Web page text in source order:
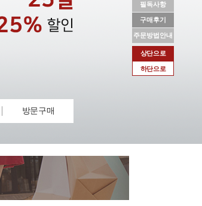
필독사항
구매후기
주문방법안내
상단으로
하단으로
방문구매